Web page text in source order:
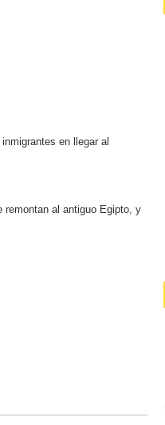
en llegar al
remontan al antiguo Egipto, y